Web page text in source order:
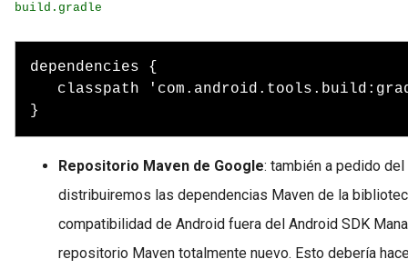
build.gradle
dependencies {
classpath
}
Repositorio Maven de Google: también a pedido del
distribuiremos las dependencias Maven de la
compatibilidad de Android fuera del Android SDK
repositorio Maven totalmente nuevo. Esto debería